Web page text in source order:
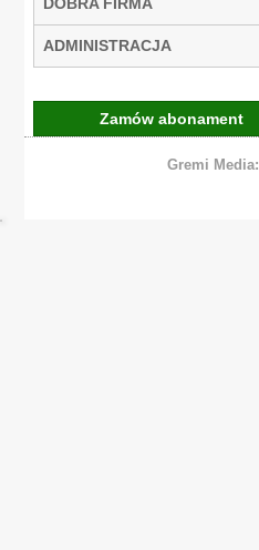
ADMINISTRACJA
Zamów abonament
Gremi Media: